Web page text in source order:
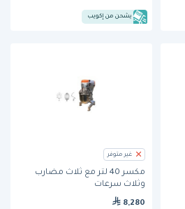
يشحن من إكويب
غير متوفر
مكسر 40 لتر مع ثلاث مضارب
وثلاث سرعات
8,280